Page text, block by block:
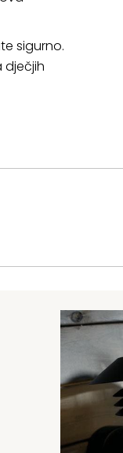
sigurno.
dječjih